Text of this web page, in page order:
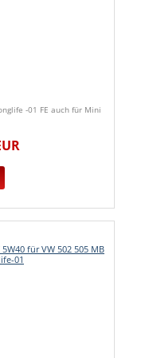
-01 FE auch für Mini